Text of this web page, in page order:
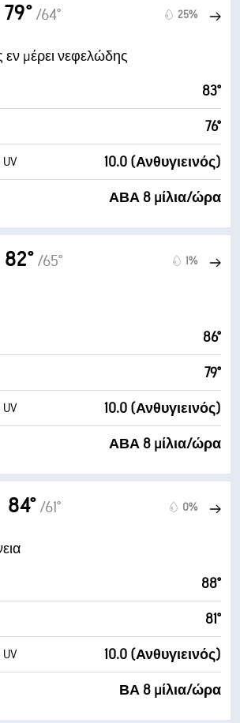
79° /64° 25%
εν μέρει νεφελώδης
83°
76°
10.0 (Ανθυγιεινός)
ΑΒΑ 8 μίλια/ώρα
82° /65° 1%
86°
79°
10.0 (Ανθυγιεινός)
ΑΒΑ 8 μίλια/ώρα
84° /61° 0%
88°
81°
10.0 (Ανθυγιεινός)
ΒΑ 8 μίλια/ώρα